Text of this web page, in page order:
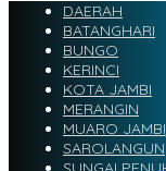
DAERAH
BATANGHARI
BUNGO
KERINCI
KOTA JAMBI
MERANGIN
MUARO JAMBI
SAROLANGUN